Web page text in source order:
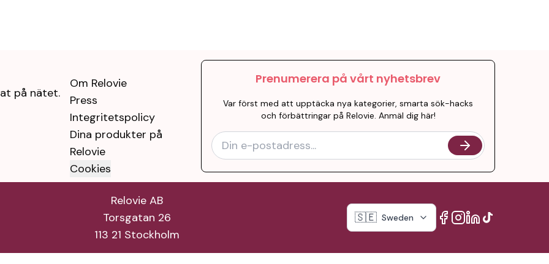
på nätet.
Om Relovie
Press
Integritetspolicy
Dina produkter på
Relovie
Cookies
Prenumerera på vårt nyhetsbrev
Var först med att upptäcka nya kategorier, smarta sök-hacks
och förbättringar på Relovie. Anmäl dig här!
Relovie AB
Torsgatan 26
113 21 Stockholm
🇸🇪 Sweden